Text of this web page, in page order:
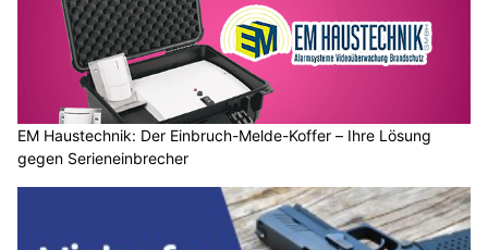
EM Haustechnik: Der Einbruch-Melde-Koffer – Ihre Lösung
gegen Serieneinbrecher